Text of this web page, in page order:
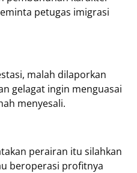
petugas imigrasi
malah dilaporkan
gelagat ingin menguasai
menyesali.
perairan itu silahkan
beroperasi profitnya